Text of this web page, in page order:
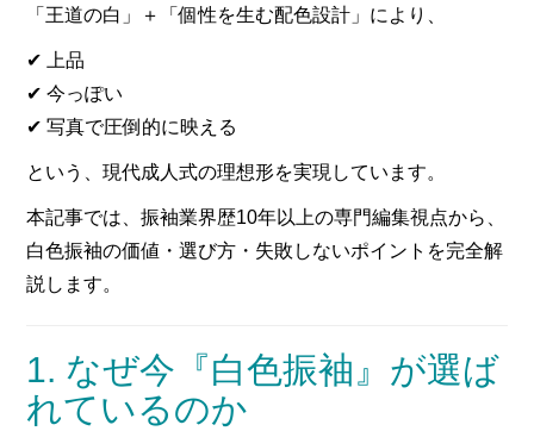
「王道の白」＋「個性を生む配色設計」により、
✔ 上品
✔ 今っぽい
✔ 写真で圧倒的に映える
という、現代成人式の理想形を実現しています。
本記事では、振袖業界歴10年以上の専門編集視点から、
白色振袖の価値・選び方・失敗しないポイントを完全解
説します。
1. なぜ今『白色振袖』が選ば
れているのか